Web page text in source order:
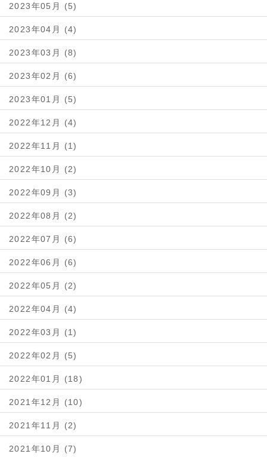
2023年05月 (5)
2023年04月 (4)
2023年03月 (8)
2023年02月 (6)
2023年01月 (5)
2022年12月 (4)
2022年11月 (1)
2022年10月 (2)
2022年09月 (3)
2022年08月 (2)
2022年07月 (6)
2022年06月 (6)
2022年05月 (2)
2022年04月 (4)
2022年03月 (1)
2022年02月 (5)
2022年01月 (18)
2021年12月 (10)
2021年11月 (2)
2021年10月 (7)